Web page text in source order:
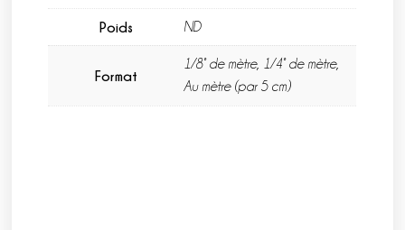
Poids ND
Format
1/8° de mètre, 1/4° de mètre,
Au mètre (par 5 cm)